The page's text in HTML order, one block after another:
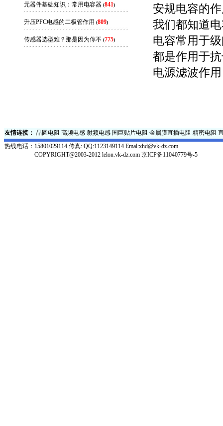
元器件基础知识：常用电容器 (841)
升压PFC电感的二极管作用 (809)
传感器选型难？那是因为你不 (775)
安规电容的
我们都知道
电容常用于
都是作用于
电源滤波作
友情连接： 晶圆电阻 高频电感 射频电感 国巨贴片电阻 金属膜直插电阻 精密电阻
热线电话： 15801029114 传真: QQ:1123149114 Emal:xhd@vk-dz.com
COPYRIGHT@2003-2012 lelon.vk-dz.com 京ICP备11040779号-5